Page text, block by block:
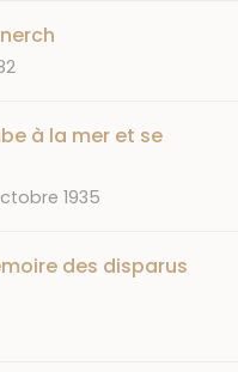
à la mer et se
1935
des disparus